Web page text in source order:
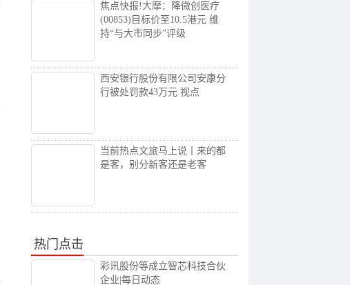
焦点快报!大摩：降微创医疗
(00853)目标价至10.5港元 维
持“与大市同步”评级
西安银行股份有限公司安康分
行被处罚款43万元 视点
当前热点文旅马上说丨来的都
是客，别分新客还是老客
热门点击
彩讯股份等成立智芯科技合伙
企业|每日动态